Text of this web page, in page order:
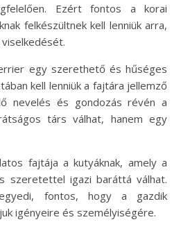
Ezért fontos a korai
felkészültnek kell lenniük arra,
egy szerethető és hűséges
kell lenniük a fajtára jellemző
nevelés és gondozás révén a
társ válhat, hanem egy
fajtája a kutyáknak, amely a
szeretettel igazi baráttá válhat.
fontos, hogy a gazdik
igényeire és személyiségére.